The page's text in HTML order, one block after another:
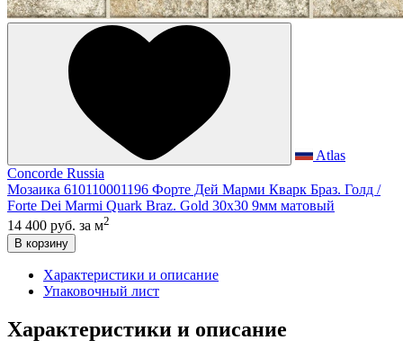
Atlas
Concorde Russia
Мозаика 610110001196 Форте Дей Марми Кварк Браз. Голд /
Forte Dei Marmi Quark Braz. Gold 30x30 9мм матовый
14 400 руб. за м2
В корзину
Характеристики и описание
Упаковочный лист
Характеристики и описание